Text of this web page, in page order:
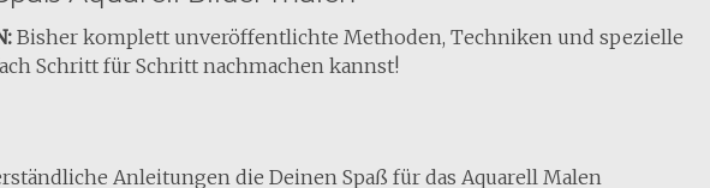
Bisher komplett unveröffentlichte Methoden, Techniken und spezielle
Schritt für Schritt nachmachen kannst!
Anleitungen die Deinen Spaß für das Aquarell Malen